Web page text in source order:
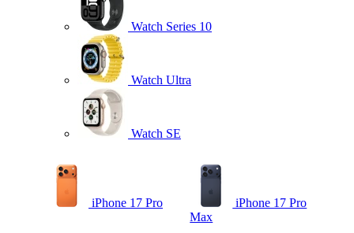
Watch Series 10
Watch Ultra
Watch SE
iPhone 17 Pro
iPhone 17 Pro
Max